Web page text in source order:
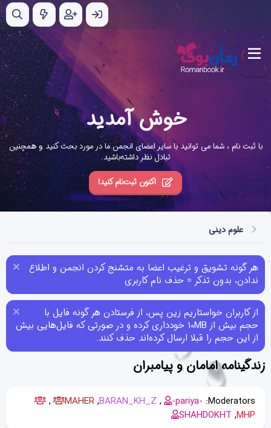
خوش آمدید
با ثبت نام ، شما می توانید با سایر اعضای انجمن ما در مورد بحث کنید و همچنین
تبادل نظر داشته‌باشید.
اکنون ثبت‌نام کنید!
علوم دینی
هر گونه تشویق و ترغیب اعضا به متشنج کردن انجمن و اطلاع
ندادن، بدون تذکر = حذف نام کاربری
از کاربران خواستاریم زین پس، از فرستادن هر گونه فایل با
حجم بیش از 10MB خودداری کرده و در صورتی که فایل‌هایی بیش
از این حجم را قبلا ارسال کرده‌اند حذف کنند.
زندگینامه امامان و پیامبران
Moderators:
-pariya-
BARAN_KH_Z
MAHER
MHP
SHAHDOKHT